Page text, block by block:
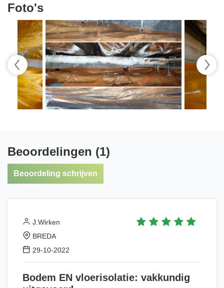
Foto's
Beoordelingen (1)
Beoordeling schrijven
J.Wirken
BREDA
29-10-2022
Bodem EN vloerisolatie: vakkundig